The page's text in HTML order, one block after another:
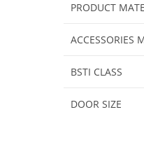
PRODUCT
ACCESSORIES
BSTI CLASS
DOOR SIZE